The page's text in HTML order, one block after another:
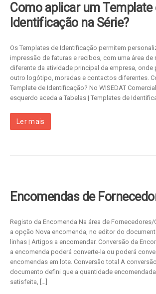
Como aplicar um Template
Identificação na Série?
Os Templates de Identificação permitem
impressão de faturas e recibos, com uma área de
diferente da atividade principal da empresa, onde
outro logótipo, moradas e contactos diferentes.
Template de Identificação? No WISEDAT
esquerdo aceda a Tabelas | Templates de
Ler mais
Encomendas de
Registo da Encomenda Na área de
a opção Nova encomenda, no editor do
linhas | Artigos a encomendar. Conversão da
a encomenda poderá converte-la ou poderá
encomendas em lote. Conversão total A
documento defini que a quantidade
satisfeita, […]